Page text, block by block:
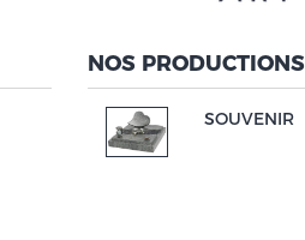
NOS PRODUCTIONS
SOUVENIR